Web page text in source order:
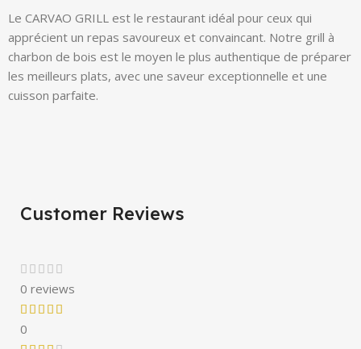
Le CARVAO GRILL est le restaurant idéal pour ceux qui
apprécient un repas savoureux et convaincant. Notre grill à
charbon de bois est le moyen le plus authentique de préparer
les meilleurs plats, avec une saveur exceptionnelle et une
cuisson parfaite.
Customer Reviews
0 reviews
0